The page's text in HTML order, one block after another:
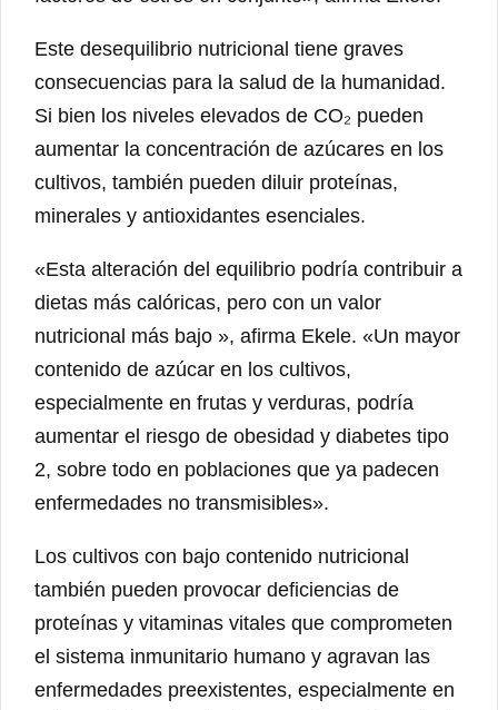
Este desequilibrio nutricional tiene graves
consecuencias para la salud de la humanidad.
Si bien los niveles elevados de CO₂ pueden
aumentar la concentración de azúcares en los
cultivos, también pueden diluir proteínas,
minerales y antioxidantes esenciales.
«Esta alteración del equilibrio podría contribuir a
dietas más calóricas, pero con un valor
nutricional más bajo », afirma Ekele. «Un mayor
contenido de azúcar en los cultivos,
especialmente en frutas y verduras, podría
aumentar el riesgo de obesidad y diabetes tipo
2, sobre todo en poblaciones que ya padecen
enfermedades no transmisibles».
Los cultivos con bajo contenido nutricional
también pueden provocar deficiencias de
proteínas y vitaminas vitales que comprometen
el sistema inmunitario humano y agravan las
enfermedades preexistentes, especialmente en